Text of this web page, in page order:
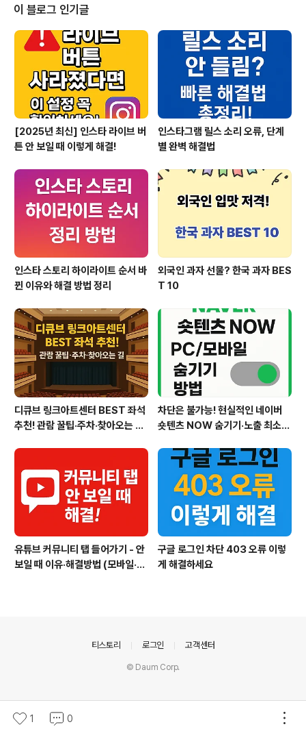
이 블로그 인기글
[2025년 최신] 인스타 라이브 버
튼 안 보일 때 이렇게 해결!
인스타그램 릴스 소리 오류, 단계
별 완벽 해결법
인스타 스토리 하이라이트 순서 바
뀐 이유와 해결 방법 정리
외국인 과자 선물? 한국 과자 BES
T 10
디큐브 링크아트센터 BEST 좌석
추천! 관람 꿀팁·주차·찾아오는 길
차단은 불가능! 현실적인 네이버
숏텐츠 NOW 숨기기·노출 최소화
유튜브 커뮤니티 탭 들어가기 - 안
보일 때 이유·해결방법 (모바일·P
구글 로그인 차단 403 오류 이렇
게 해결하세요
1 0
티스토리 로그인 고객센터
© Daum Corp.